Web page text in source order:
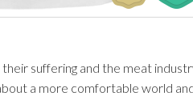
suffering and the meat
a more comfortable world